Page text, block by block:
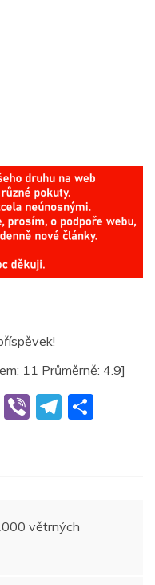
11 Průměrně: 4.9]
V
Vi T
m
větrných